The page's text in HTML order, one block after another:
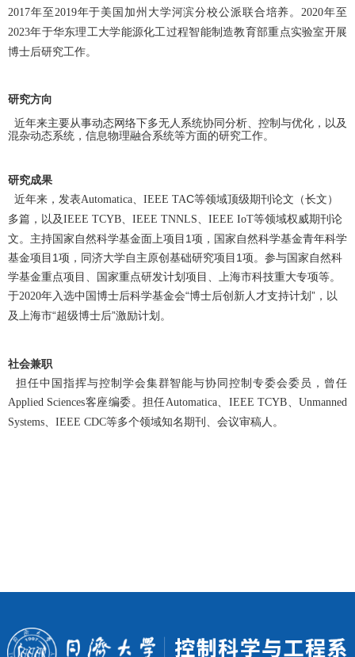
2017年至2019年于美国加州大学河滨分校公派联合培养。2020年至
2023年于华东理工大学能源化工过程智能制造教育部重点实验室开展
博士后研究工作。
研究方向
近年来主要从事动态网络下多无人系统协同分析、控制与优化，以及
混杂动态系统，信息物理融合系统等方面的研究工作。
研究成果
近年来，发表Automatica、IEEE TAC等领域顶级期刊论文（长文）
多篇，以及IEEE TCYB、IEEE TNNLS、IEEE IoT等领域权威期刊论
文。主持国家自然科学基金面上项目1项，国家自然科学基金青年科学
基金项目1项，同济大学自主原创基础研究项目1项。参与国家自然科
学基金重点项目、国家重点研发计划项目、上海市科技重大专项等。
于2020年入选中国博士后科学基金会“博士后创新人才支持计划”，以
及上海市“超级博士后”激励计划。
社会兼职
担任中国指挥与控制学会集群智能与协同控制专委会委员，曾任
Applied Sciences客座编委。担任Automatica、IEEE TCYB、Unmanned
Systems、IEEE CDC等多个领域知名期刊、会议审稿人。